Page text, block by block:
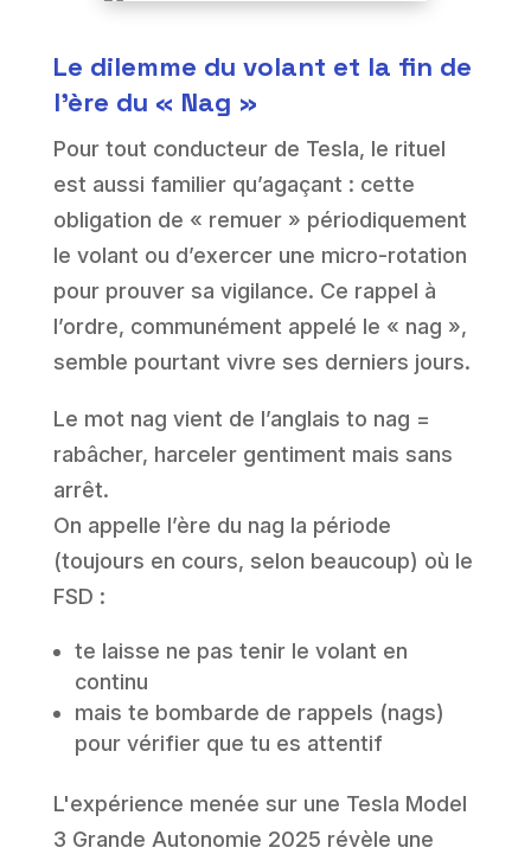
Le dilemme du volant et la fin de
l'ère du « Nag »
Pour tout conducteur de Tesla, le rituel
est aussi familier qu’agaçant : cette
obligation de « remuer » périodiquement
le volant ou d’exercer une micro-rotation
pour prouver sa vigilance. Ce rappel à
l’ordre, communément appelé le « nag »,
semble pourtant vivre ses derniers jours.
Le mot nag vient de l’anglais to nag =
rabâcher, harceler gentiment mais sans
arrêt.
On appelle l’ère du nag la période
(toujours en cours, selon beaucoup) où le
FSD :
te laisse ne pas tenir le volant en
continu
mais te bombarde de rappels (nags)
pour vérifier que tu es attentif
L'expérience menée sur une Tesla Model
3 Grande Autonomie 2025 révèle une